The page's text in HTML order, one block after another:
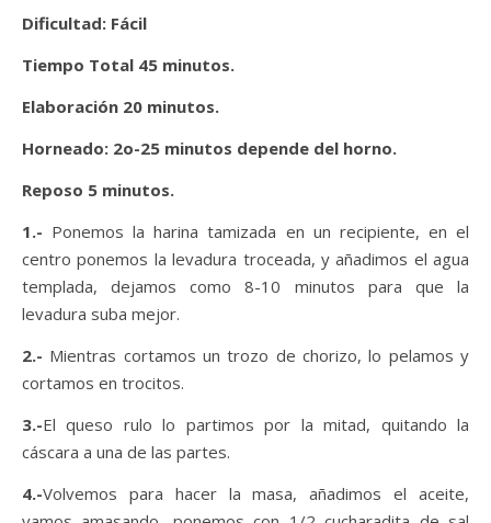
Dificultad: Fácil
Tiempo Total 45 minutos.
Elaboración 20 minutos.
Horneado: 2o-25 minutos depende del horno.
Reposo 5 minutos.
1.- Ponemos la harina tamizada en un recipiente, en el
centro ponemos la levadura troceada, y añadimos el agua
templada, dejamos como 8-10 minutos para que la
levadura suba mejor.
2.- Mientras cortamos un trozo de chorizo, lo pelamos y
cortamos en trocitos.
3.-El queso rulo lo partimos por la mitad, quitando la
cáscara a una de las partes.
4.-Volvemos para hacer la masa, añadimos el aceite,